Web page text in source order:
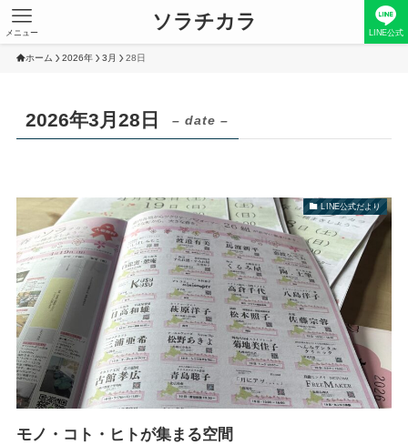
ソラチカラ LINE公式
メニュー
ホーム 2026年 3月 28日
2026年3月28日 – date –
LINE公式だより
モノ・コト・ヒトが集まる空間